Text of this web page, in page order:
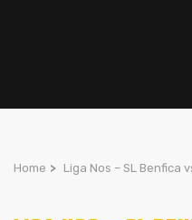
Home > Liga Nos – SL Benfica